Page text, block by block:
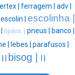
| ferragem | adv |
escolin | escolinha |
tijolos | pneus |
banco |
| lebes | parafusos |
bisog |